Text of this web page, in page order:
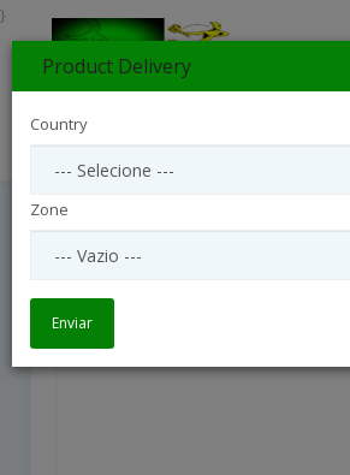
Classic Pink
}
Product Delivery
Country
Zone
Enviar